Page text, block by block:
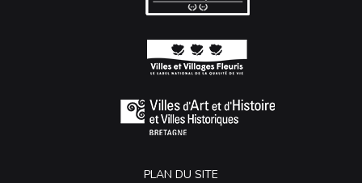
PLAN DU SITE